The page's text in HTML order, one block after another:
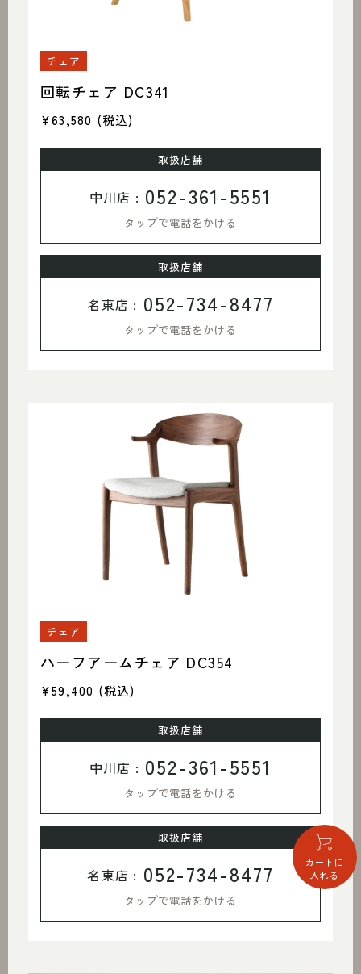
カートに
入れる
チェア
回転チェア DC341
¥63,580 (税込)
取扱店舗
中川店 : 052-361-5551
タップで電話をかける
取扱店舗
名東店 : 052-734-8477
タップで電話をかける
チェア
ハーフアームチェア DC354
¥59,400 (税込)
取扱店舗
中川店 : 052-361-5551
タップで電話をかける
取扱店舗
名東店 : 052-734-8477
タップで電話をかける